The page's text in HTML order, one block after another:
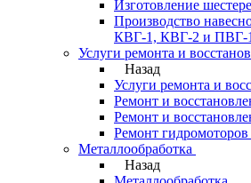
Изготовление
Производство
КВГ-1, КВГ-2 и ПВГ-1
Услуги ремонта и
Назад
Услуги ремонта и
Ремонт и
Ремонт и
Ремонт гидромоторов
Металлообработка
Назад